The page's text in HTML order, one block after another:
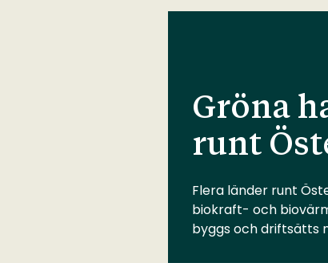
Gröna
runt
Flera länder runt
biokraft- och
byggs och driftsätts